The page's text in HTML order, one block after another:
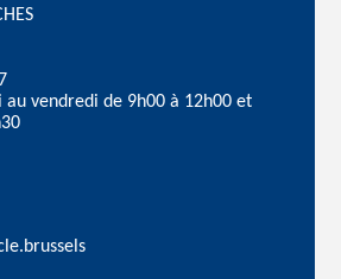
au vendredi de 9h00 à 12h00 et